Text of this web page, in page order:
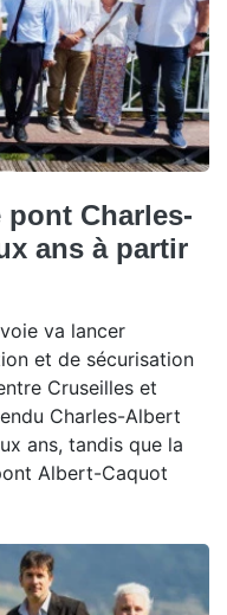
Charles-
ans à partir
va lancer
et de sécurisation
Cruseilles et
Charles-Albert
ans, tandis que la
Albert-Caquot